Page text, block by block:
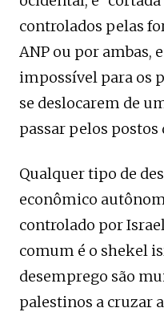
controlados pelas
ANP ou por ambas,
impossível para os
se deslocarem de
passar pelos postos
Qualquer tipo de
econômico
controlado por
comum é o shekel
desemprego são
palestinos a cruzar